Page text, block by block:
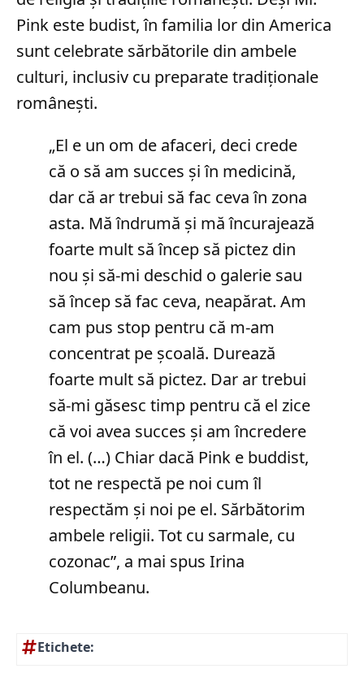
Pink este budist, în familia lor din America
sunt celebrate sărbătorile din ambele
culturi, inclusiv cu preparate tradiționale
românești.
„El e un om de afaceri, deci crede
că o să am succes și în medicină,
dar că ar trebui să fac ceva în zona
asta. Mă îndrumă și mă încurajează
foarte mult să încep să pictez din
nou și să-mi deschid o galerie sau
să încep să fac ceva, neapărat. Am
cam pus stop pentru că m-am
concentrat pe școală. Durează
foarte mult să pictez. Dar ar trebui
să-mi găsesc timp pentru că el zice
că voi avea succes și am încredere
în el. (…) Chiar dacă Pink e buddist,
tot ne respectă pe noi cum îl
respectăm și noi pe el. Sărbătorim
ambele religii. Tot cu sarmale, cu
cozonac”, a mai spus Irina
Columbeanu.
Etichete: